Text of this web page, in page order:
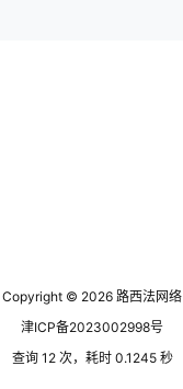
Copyright © 2026 路西法网络
津ICP备2023002998号
查询 12 次，耗时 0.1245 秒